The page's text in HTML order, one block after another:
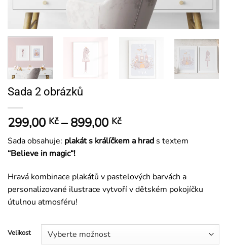
Sada 2 obrázků
299,00 Kč – 899,00 KčRozpětí
cen:
299,00 Kč
899,00 Kč
Sada obsahuje: plakát s králíčkem a hrad s textem
“Believe in magic“!
Hravá kombinace plakátů v pastelových barvách a
personalizované ilustrace vytvoří v dětském pokojíčku
útulnou atmosféru!
Velikost